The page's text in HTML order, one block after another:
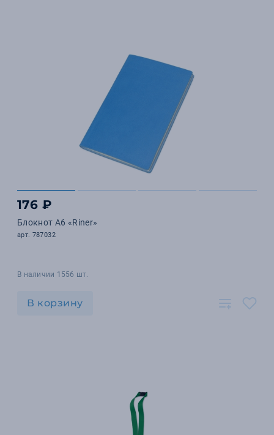
176 ₽
Блокнот А6 «Riner»
арт. 787032
В наличии 1556 шт.
В корзину